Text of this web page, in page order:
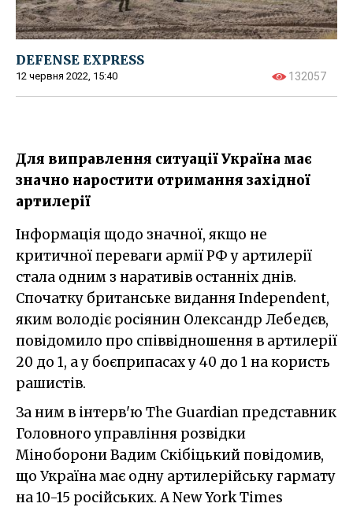
DEFENSE EXPRESS
12 червня 2022, 15:40 132057
Для виправлення ситуації Україна має
значно наростити отримання західної
артилерії
Інформація щодо значної, якщо не
критичної переваги армії РФ у артилерії
стала одним з наративів останніх днів.
Спочатку британське видання Independent,
яким володіє росіянин Олександр Лебедєв,
повідомило про співвідношення в артилерії
20 до 1, а у боєприпасах у 40 до 1 на користь
рашистів.
За ним в інтерв'ю The Guardian представник
Головного управління розвідки
Міноборони Вадим Скібіцький повідомив,
що Україна має одну артилерійську гармату
на 10-15 російських. А New York Times